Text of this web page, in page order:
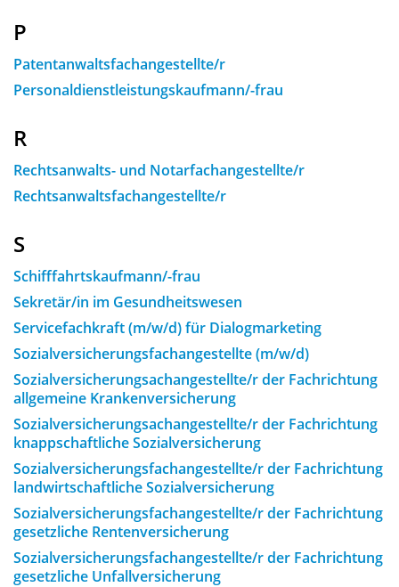
P
Patentanwaltsfachangestellte/r
Personaldienstleistungskaufmann/-frau
R
Rechtsanwalts- und Notarfachangestellte/r
Rechtsanwaltsfachangestellte/r
S
Schifffahrtskaufmann/-frau
Sekretär/in im Gesundheitswesen
Servicefachkraft (m/w/d) für Dialogmarketing
Sozialversicherungsfachangestellte (m/w/d)
Sozialversicherungsachangestellte/r der Fachrichtung
allgemeine Krankenversicherung
Sozialversicherungsachangestellte/r der Fachrichtung
knappschaftliche Sozialversicherung
Sozialversicherungsfachangestellte/r der Fachrichtung
landwirtschaftliche Sozialversicherung
Sozialversicherungsfachangestellte/r der Fachrichtung
gesetzliche Rentenversicherung
Sozialversicherungsfachangestellte/r der Fachrichtung
gesetzliche Unfallversicherung